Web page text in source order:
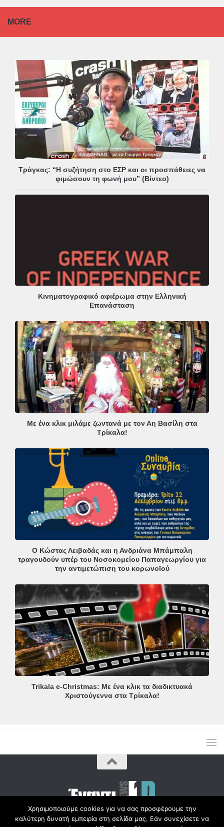
MORE
Τράγκας: “Η συζήτηση στο ΕΣΡ και οι προσπάθειες να
φιμώσουν τη φωνή μου” (Βίντεο)
Κινηματογραφικό αφιέρωμα στην Ελληνική
Επανάσταση
Με ένα κλικ μιλάμε ζωντανά με τον Αη Βασίλη στα
Τρίκαλα!
Ο Κώστας Λειβαδάς και η Ανδριάνα Μπάμπαλη
τραγουδούν υπέρ του Νοσοκομείου Παπαγεωργίου για
την αντιμετώπιση του κορωνοϊού
Trikala e-Christmas: Με ένα κλικ τα διαδικτυακά
Χριστούγεννα στα Τρίκαλα!
Copyright © Radio1d.gr 2012-2017 |
Χρησιμοποιούμε cookies για να σας προσφέρουμε την
καλύτερη δυνατή εμπειρία στη σελίδα μας. Εάν συνεχίσετε να